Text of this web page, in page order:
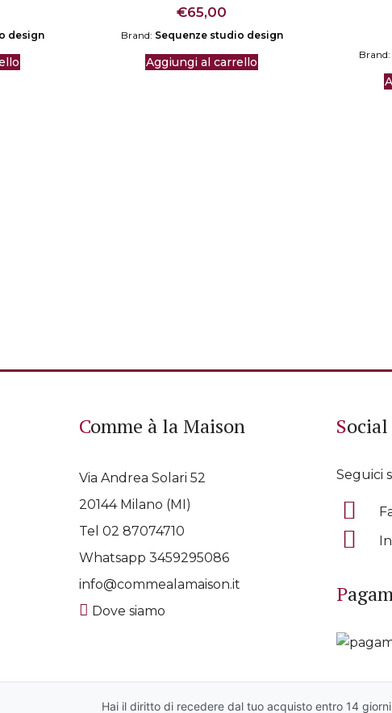
design
€65,00
Brand: Sequenze studio design
Aggiungi al carrello
Brand:
Comme à la Maison
Via Andrea Solari 52
20144 Milano (MI)
Tel 02 87074710
Whatsapp 3459295086
info@commealamaison.it
Dove siamo
Social
Seguici
à la Maison | Via Andrea Solari 52 Milano | info@commealamaison.it |
Hai il diritto di recedere dal tuo acquisto entro 14